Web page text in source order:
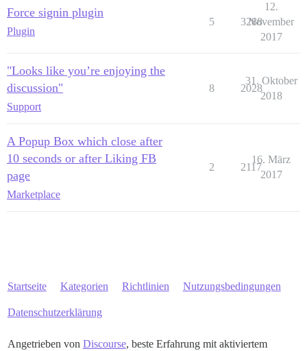
Force signin plugin
Plugin
5 3288
12.
November
2017
"Looks like you’re enjoying the
discussion"
Support
8 2028
31. Oktober
2018
A Popup Box which close after
10 seconds or after Liking FB
page
Marketplace
2 2117
16. März
2017
Startseite Kategorien Richtlinien Nutzungsbedingungen
Datenschutzerklärung
Angetrieben von Discourse, beste Erfahrung mit aktiviertem